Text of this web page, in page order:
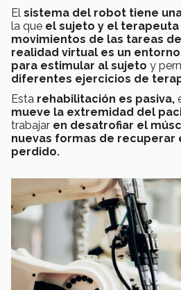
El sistema del robot tiene
la que el sujeto y el terapeuta
movimientos de las tareas
realidad virtual es un
para estimular al sujeto y
diferentes ejercicios de
Esta rehabilitación es pasiva,
mueve la extremidad del
trabajar en desatrofiar el
nuevas formas de recuperar
perdido.